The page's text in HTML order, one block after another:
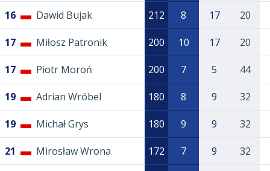
16 Dawid Bujak 212 8 17 20
17 Miłosz Patronik 200 10 17 20
17 Piotr Moroń 200 7 5 44
19 Adrian Wróbel 180 8 9 32
19 Michał Grys 180 9 9 32
21 Mirosław Wrona 172 7 9 32